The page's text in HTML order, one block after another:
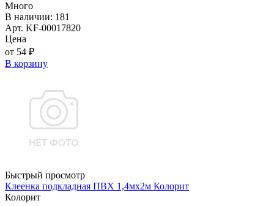
Много
В наличии: 181
Арт. KF-00017820
Цена
от 54 ₽
В корзину
Быстрый просмотр
Клеенка подкладная ПВХ 1,4мx2м Колорит
Колорит